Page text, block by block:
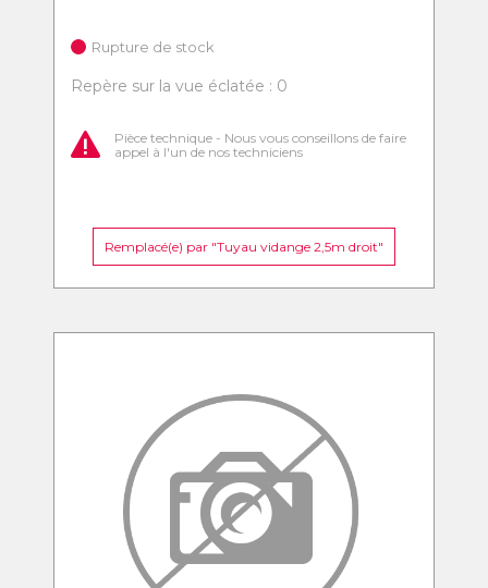
Rupture de stock
Repère sur la vue éclatée : 0
Pièce technique - Nous vous conseillons de faire
appel à l'un de nos techniciens
Remplacé(e) par "Tuyau vidange 2,5m droit"